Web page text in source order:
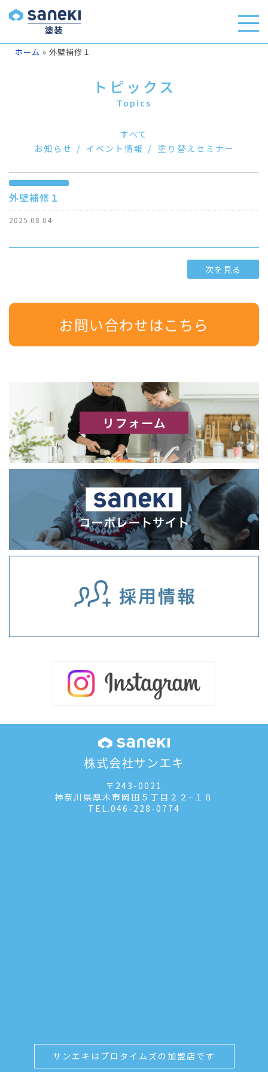
ホーム » 外壁補修１
トピックス
Topics
すべて
お知らせ
イベント情報 塗り替えセミナー
外壁補修１
2025.08.04
次を見る
お問い合わせはこちら
株式会社サンエキ
〒243-0021
神奈川県厚木市岡田５丁目２２−１８
TEL.046-228-0774
サンエキはプロタイムズの加盟店です